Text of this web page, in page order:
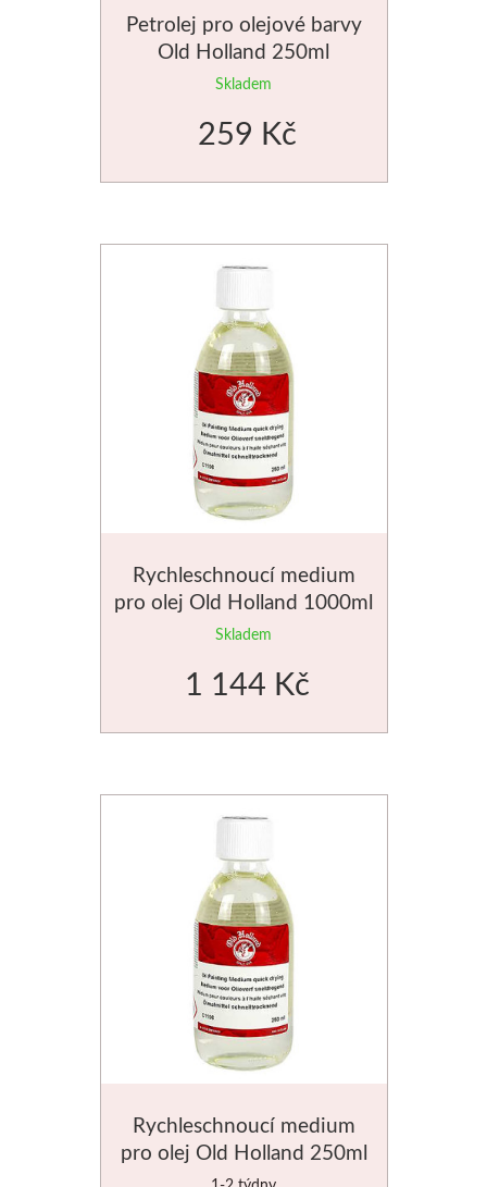
Petrolej pro olejové barvy
Old Holland 250ml
Skladem
259 Kč
Rychleschnoucí medium
pro olej Old Holland 1000ml
Skladem
1 144 Kč
Rychleschnoucí medium
pro olej Old Holland 250ml